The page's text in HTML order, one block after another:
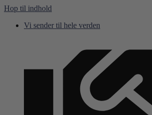
Hop til indhold
Vi sender til hele verden